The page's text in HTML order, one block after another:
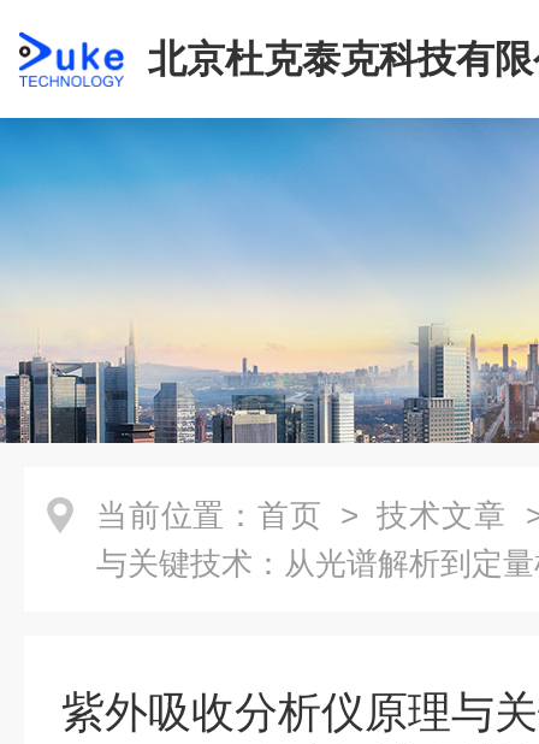
北京杜克泰克科技有
当前位置： 首页 > 技术文章
与关键技术：从光谱解析到定
紫外吸收分析仪原理与